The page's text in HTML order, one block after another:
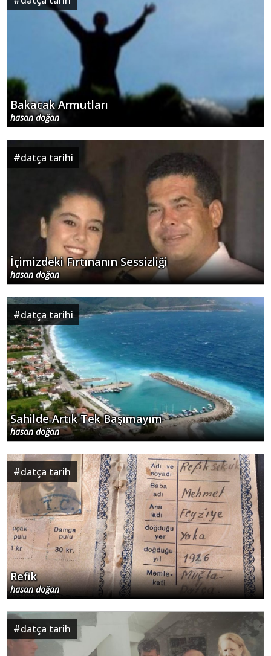
Bakacak Armutları
hasan doğan
#datça tarihi
İçimizdeki Fırtınanın Sessizliği
hasan doğan
#datça tarihi
Sahilde Artık Tek Başımayım
hasan doğan
#datça tarih
Refik
hasan doğan
#datça tarih